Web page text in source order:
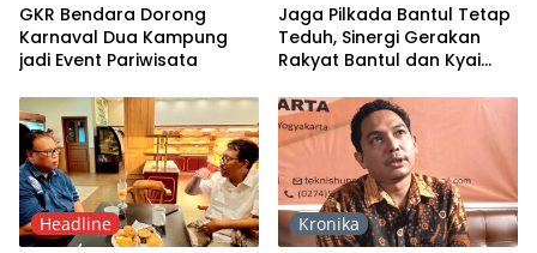
GKR Bendara Dorong
Karnaval Dua Kampung
jadi Event Pariwisata
Jaga Pilkada Bantul Tetap
Teduh, Sinergi Gerakan
Rakyat Bantul dan Kyai
Syafaat
Headline Kronika